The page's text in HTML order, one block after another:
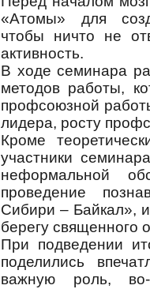
«Атомы» для
чтобы ничто не
активность.
В ходе семинара
методов работы,
профсоюзной
лидера, росту
Кроме
участники
неформальной
проведение
Сибири – Байкал»,
берегу священного
При подведении
поделились
важную роль,